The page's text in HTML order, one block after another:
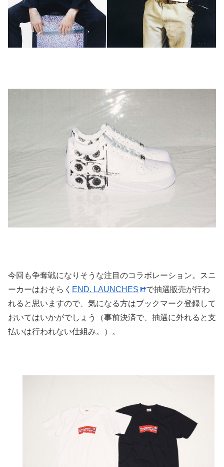
今回も争奪戦になりそうな注目のコラボレーション。スニ
ーカーはおそらく END. LAUNCHES
で抽選販売が行わ
れると思いますので、気になる方はブックマーク登録して
おいてはいかがでしょう（事前決済で、抽選に外れると支
払いは行われない仕組み。）。